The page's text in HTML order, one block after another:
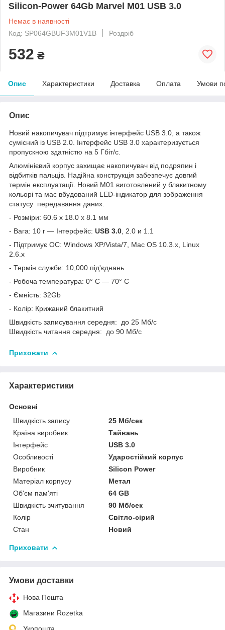
Silicon-Power 64Gb Marvel M01 USB 3.0
Немає в наявності
Код: SP064GBUF3M01V1B
Роздріб
532 ₴
Опис Характеристики Доставка Оплата Умови
Опис
Новий накопичувач підтримує інтерфейс USB 3.0, а також
сумісний із USB 2.0. Інтерфейс USB 3.0 характеризується
пропускною здатністю на 5 Гбіт/с.
Алюмінієвий корпус захищає накопичувач від подряпин і
відбитків пальців. Надійна конструкція забезпечує довгий
термін експлуатації. Новий M01 виготовлений у блакитному
кольорі та має вбудований LED-індикатор для зображення
статусу передавання даних.
- Розміри: 60.6 x 18.0 x 8.1 мм
- Вага: 10 г — Інтерфейс: USB 3.0 , 2.0 и 1.1
- Підтримує ОС: Windows XP/Vista/7, Mac OS 10.3.x, Linux
2.6.x
- Термін служби: 10,000 під'єднань
- Робоча температура: 0° C — 70° C
- Ємність: 32Gb
- Колір: Крижаний блакитний
Швидкість записування середня: до 25 Мб/с
Швидкість читання середня: до 90 Мб/с
Приховати
Характеристики
Основні
Швидкість запису
25 Мб/сек
Країна виробник
Тайвань
Інтерфейс
USB 3.0
Особливості
Ударостійкий корпус
Виробник
Silicon Power
Матеріал корпусу
Метал
Об'єм пам'яті
64 GB
Швидкість зчитування
90 Мб/сек
Колір
Світло-сірий
Стан
Новий
Приховати
Умови доставки
Нова Пошта
Магазини Rozetka
Укрпошта